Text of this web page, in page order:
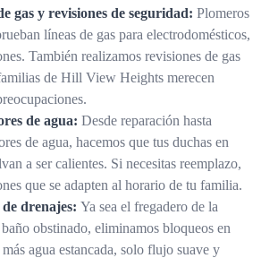
gas y revisiones de seguridad: Plomeros
líneas de gas para electrodomésticos,
También realizamos revisiones de gas
de Hill View Heights merecen
de agua: Desde reparación hasta
de agua, hacemos que tus duchas en
a ser calientes. Si necesitas reemplazo,
que se adapten al horario de tu familia.
drenajes: Ya sea el fregadero de la
obstinado, eliminamos bloqueos en
agua estancada, solo flujo suave y